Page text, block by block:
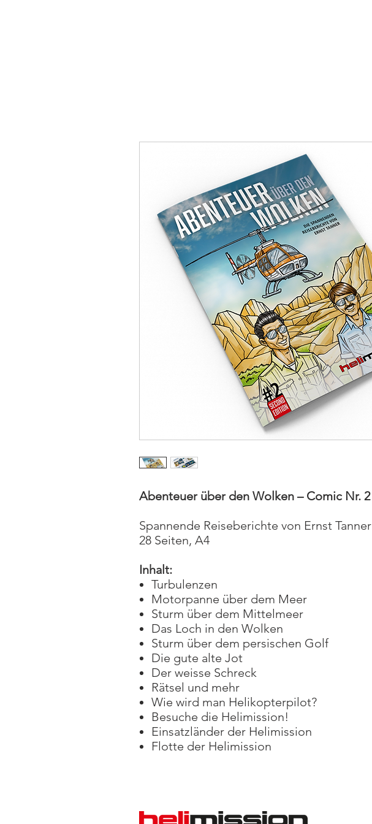
Abenteuer über den Wolken – Comic Nr. 2
Spannende Reiseberichte von Ernst Tanner
28 Seiten, A4
Inhalt:
Turbulenzen
Motorpanne über dem Meer
Sturm über dem Mittelmeer
Das Loch in den Wolken
Sturm über dem persischen Golf
Die gute alte Jot
Der weisse Schreck
Rätsel und mehr
Wie wird man Helikopterpilot?
Besuche die Helimission!
Einsatzländer der Helimission
Flotte der Helimission